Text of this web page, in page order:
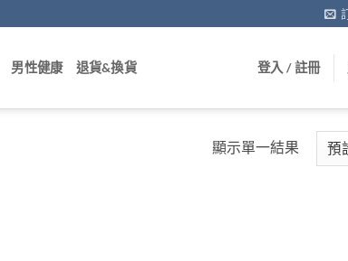
男性健康 退貨&換貨 登入 / 註冊
顯示單一結果